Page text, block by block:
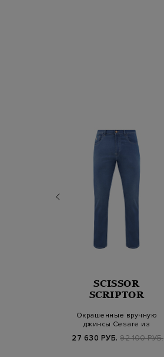
SCISSOR
SCRIPTOR
Окрашенные вручную
джинсы Cesare из
27 630 РУБ. 92 100 РУБ.